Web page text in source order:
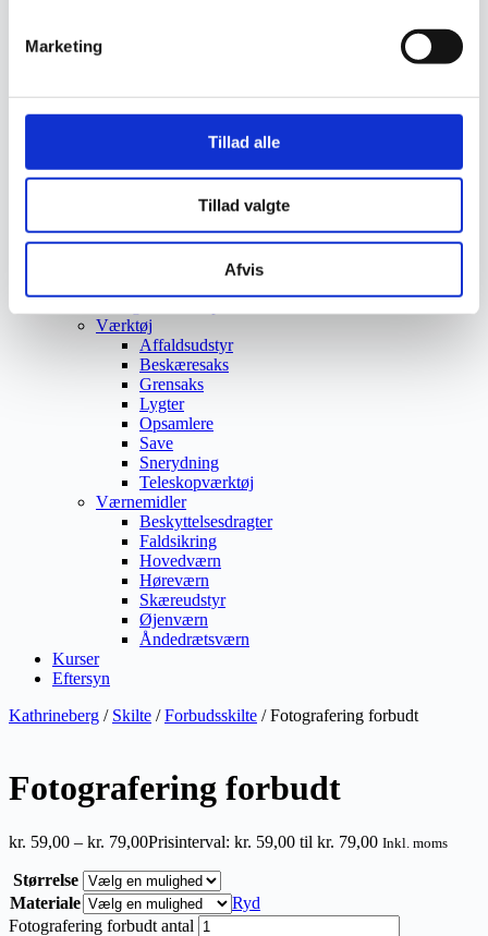
Marketing
Tillad alle
Tillad valgte
Afvis
Ozonmaskiner
Afspærring
Pullert
Vejbump
Vejmarkering
Vejmaling
Ukrudtsbekæmpelse
Værktøj
Affaldsudstyr
Beskæresaks
Grensaks
Lygter
Opsamlere
Save
Snerydning
Teleskopværktøj
Værnemidler
Beskyttelsesdragter
Faldsikring
Hovedværn
Høreværn
Skæreudstyr
Øjenværn
Åndedrætsværn
Kurser
Eftersyn
Kathrineberg / Skilte /Forbudsskilte / Fotografering forbudt
Fotografering forbudt
kr. 59,00 – kr. 79,00Prisinterval: kr. 59,00 til kr. 79,00 Inkl. moms
Størrelse
Materiale
Ryd
Fotografering forbudt antal